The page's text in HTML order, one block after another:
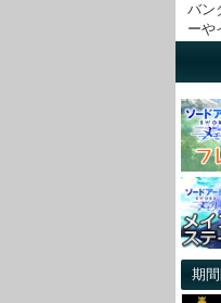
バン
ーや
期